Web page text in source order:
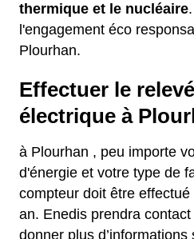
thermique et le nucléaire
l'engagement éco
Plourhan.
Effectuer le
électrique à
à Plourhan , peu importe
d'énergie et votre type de
compteur doit être
an. Enedis prendra
donner plus